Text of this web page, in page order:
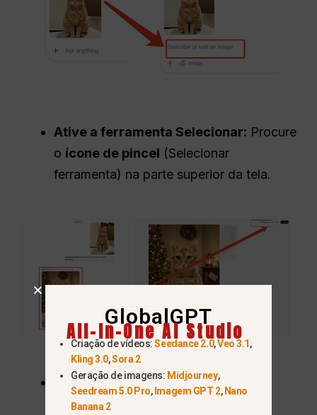
Ative a ferramenta Selecionar: Procure
o ícone de pincel (Selecionar
ferramenta) na parte superior da tela.
Destaque a área:Use o mouse ou o
dedo para
GlobalGPT
All-In-One AI Studio
Criação de vídeos:Seedance 2.0,Veo 3.1,
Kling 3.0,Sora 2
Geração de imagens: Midjourney,
Seedream 5.0 Pro, Imagem GPT 2, Nano
Banana 2